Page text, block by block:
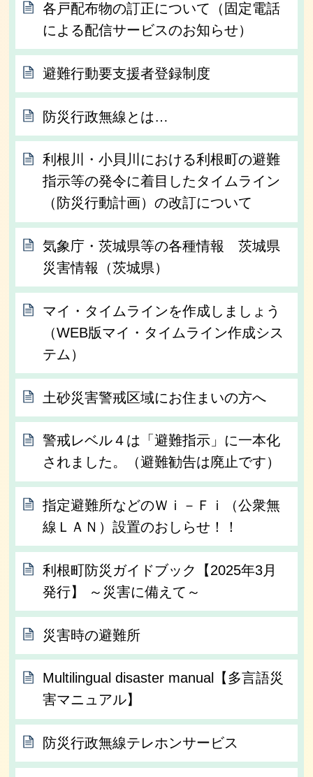
各戸配布物の訂正について（固定電話
による配信サービスのお知らせ）
避難行動要支援者登録制度
防災行政無線とは…
利根川・小貝川における利根町の避難
指示等の発令に着目したタイムライン
（防災行動計画）の改訂について
気象庁・茨城県等の各種情報 茨城県
災害情報（茨城県）
マイ・タイムラインを作成しましょう
（WEB版マイ・タイムライン作成シス
テム）
土砂災害警戒区域にお住まいの方へ
警戒レベル４は「避難指示」に一本化
されました。（避難勧告は廃止です）
指定避難所などのＷｉ－Ｆｉ（公衆無
線ＬＡＮ）設置のおしらせ！！
利根町防災ガイドブック【2025年3月
発行】 ～災害に備えて～
災害時の避難所
Multilingual disaster manual【多言語災
害マニュアル】
防災行政無線テレホンサービス